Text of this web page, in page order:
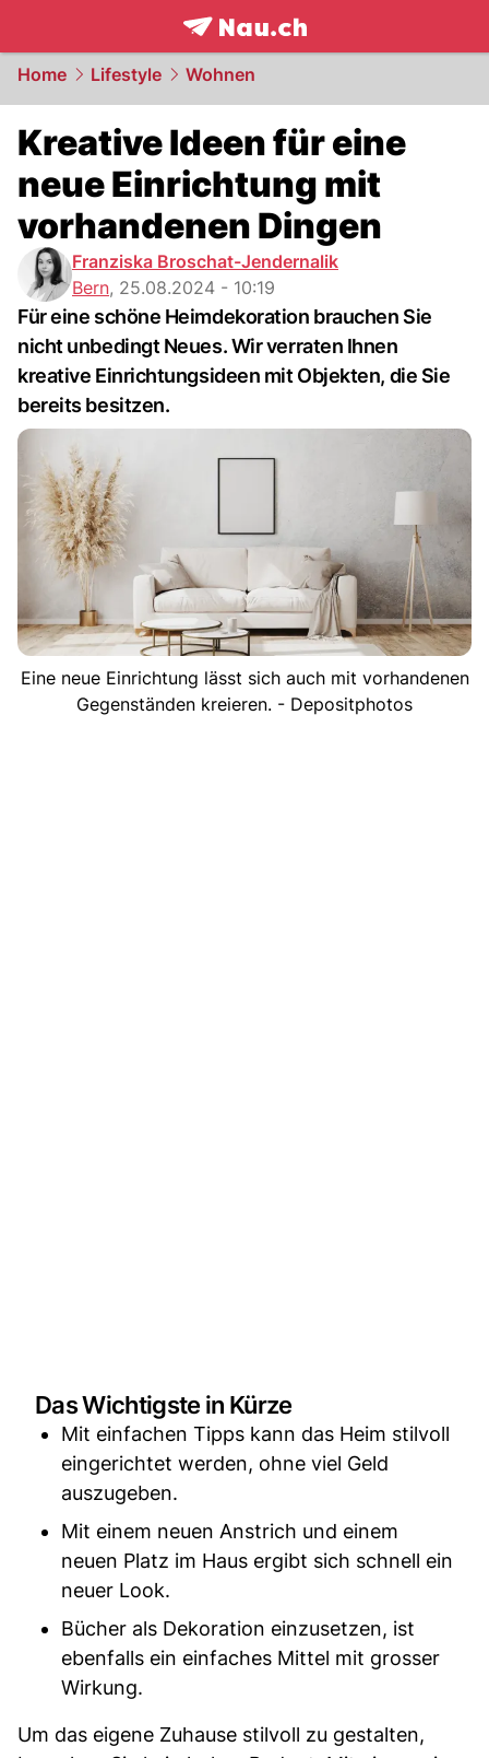
frontpage.NAU.ch
Home Lifestyle Wohnen
Kreative Ideen für eine
neue Einrichtung mit
vorhandenen Dingen
Franziska Broschat-Jendernalik
Bern, 25.08.2024 - 10:19
Für eine schöne Heimdekoration brauchen Sie
nicht unbedingt Neues. Wir verraten Ihnen
kreative Einrichtungsideen mit Objekten, die Sie
bereits besitzen.
Eine neue Einrichtung lässt sich auch mit vorhandenen
Gegenständen kreieren. - Depositphotos
Das Wichtigste in Kürze
Mit einfachen Tipps kann das Heim stilvoll
eingerichtet werden, ohne viel Geld
auszugeben.
Mit einem neuen Anstrich und einem
neuen Platz im Haus ergibt sich schnell ein
neuer Look.
Bücher als Dekoration einzusetzen, ist
ebenfalls ein einfaches Mittel mit grosser
Wirkung.
Um das eigene Zuhause stilvoll zu gestalten,